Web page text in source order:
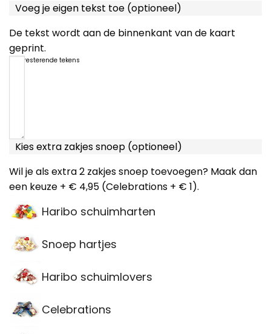
Voeg je eigen tekst toe (optioneel)
De tekst wordt aan de binnenkant van de kaart
geprint.
resterende tekens
Kies extra zakjes snoep (optioneel)
Wil je als extra 2 zakjes snoep toevoegen? Maak dan
een keuze + € 4,95 (Celebrations + € 1).
Haribo schuimharten
Snoep hartjes
Haribo schuimlovers
Celebrations